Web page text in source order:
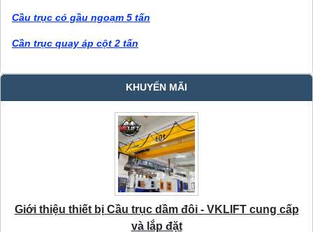
Cầu trục có gầu ngoạm 5 tấn
Cần trục quay áp cột 2 tấn
KHUYẾN MÃI
Giới thiệu thiết bị Cầu trục dầm đôi - VKLIFT cung cấp
và lắp đặt